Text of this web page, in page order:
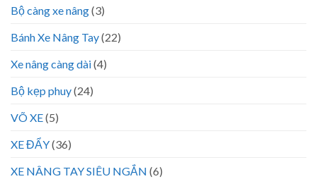
Bộ càng xe nâng(3)
Bánh Xe Nâng Tay(22)
Xe nâng càng dài(4)
Bộ kẹp phuy(24)
VÕ XE(5)
XE ĐẨY(36)
XE NÂNG TAY SIÊU NGẮN (6)